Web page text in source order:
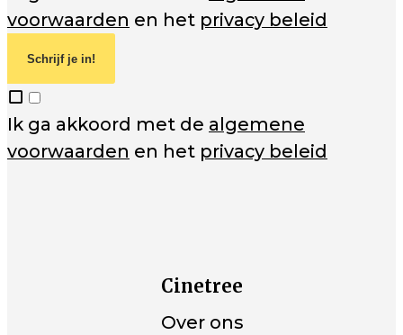
voorwaarden en het privacy beleid
Schrijf je in!
Ik ga akkoord met de algemene
voorwaarden en het privacy beleid
Cinetree
Over ons